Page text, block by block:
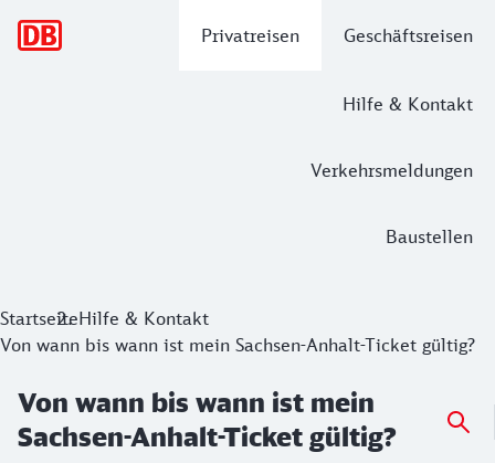
Privatreisen Geschäftsreisen
Hilfe & Kontakt
Verkehrsmeldungen
Baustellen
StartseiteHilfe & Kontakt
Von wann bis wann ist mein Sachsen-Anhalt-Ticket gültig?
Von wann bis wann ist mein
Sachsen-Anhalt-Ticket gültig?